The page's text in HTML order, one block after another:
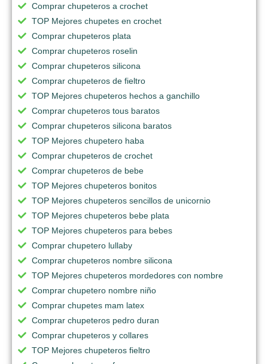
Comprar chupeteros a crochet
TOP Mejores chupetes en crochet
Comprar chupeteros plata
Comprar chupeteros roselin
Comprar chupeteros silicona
Comprar chupeteros de fieltro
TOP Mejores chupeteros hechos a ganchillo
Comprar chupeteros tous baratos
Comprar chupeteros silicona baratos
TOP Mejores chupetero haba
Comprar chupeteros de crochet
Comprar chupeteros de bebe
TOP Mejores chupeteros bonitos
TOP Mejores chupeteros sencillos de unicornio
TOP Mejores chupeteros bebe plata
TOP Mejores chupeteros para bebes
Comprar chupetero lullaby
Comprar chupeteros nombre silicona
TOP Mejores chupeteros mordedores con nombre
Comprar chupetero nombre niño
Comprar chupetes mam latex
Comprar chupeteros pedro duran
Comprar chupeteros y collares
TOP Mejores chupeteros fieltro